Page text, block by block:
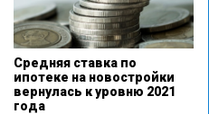
Средняя ставка по
ипотеке на новостройки
вернулась к уровню 2021
года